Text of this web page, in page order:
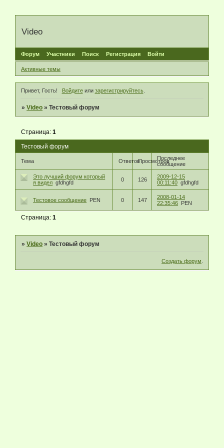
Video
Форум Участники Поиск Регистрация Войти
Активные темы
Привет, Гость! Войдитеили зарегистрируйтесь.
»Video »Тестовый форум
Тестовый форум
Страница:1
Тема ОтветовПросмотровПоследнее
сообщение
Это лучший форум который
я видел gfdhgfd 0 126
2009-12-15
00:11:40 gfdhgfd
Тестовое сообщение PEN 0 147
2008-01-14
22:35:46 PEN
Страница:1
»Video »Тестовый форум
Создать форум